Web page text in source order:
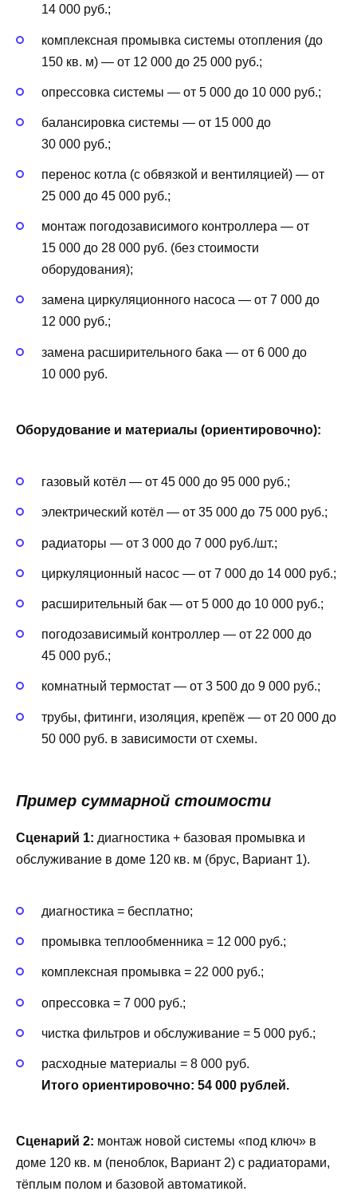
14 000 руб.;
комплексная промывка системы отопления (до
150 кв. м) — от 12 000 до 25 000 руб.;
опрессовка системы — от 5 000 до 10 000 руб.;
балансировка системы — от 15 000 до
30 000 руб.;
перенос котла (с обвязкой и вентиляцией) — от
25 000 до 45 000 руб.;
монтаж погодозависимого контроллера — от
15 000 до 28 000 руб. (без стоимости
оборудования);
замена циркуляционного насоса — от 7 000 до
12 000 руб.;
замена расширительного бака — от 6 000 до
10 000 руб.
Оборудование и материалы (ориентировочно):
газовый котёл — от 45 000 до 95 000 руб.;
электрический котёл — от 35 000 до 75 000 руб.;
радиаторы — от 3 000 до 7 000 руб./шт.;
циркуляционный насос — от 7 000 до 14 000 руб.;
расширительный бак — от 5 000 до 10 000 руб.;
погодозависимый контроллер — от 22 000 до
45 000 руб.;
комнатный термостат — от 3 500 до 9 000 руб.;
трубы, фитинги, изоляция, крепёж — от 20 000 до
50 000 руб. в зависимости от схемы.
Пример суммарной стоимости
Сценарий 1: диагностика + базовая промывка и
обслуживание в доме 120 кв. м (брус, Вариант 1).
диагностика = бесплатно;
промывка теплообменника = 12 000 руб.;
комплексная промывка = 22 000 руб.;
опрессовка = 7 000 руб.;
чистка фильтров и обслуживание = 5 000 руб.;
расходные материалы = 8 000 руб.
Итого ориентировочно: 54 000 рублей.
Сценарий 2: монтаж новой системы «под ключ» в
доме 120 кв. м (пеноблок, Вариант 2) с радиаторами,
тёплым полом и базовой автоматикой.